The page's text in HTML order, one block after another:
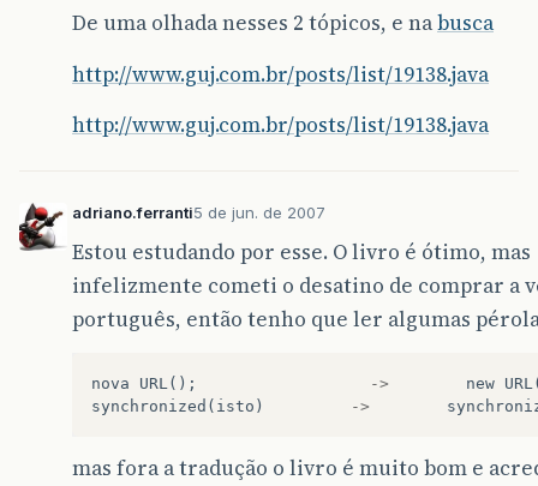
De uma olhada nesses 2 tópicos, e nabusca
http://www.guj.com.br/posts/list/19138.java
http://www.guj.com.br/posts/list/19138.java
adriano.ferranti5 de jun. de 2007
Estou estudando por esse. O livro é ótimo, mas
infelizmente cometi o desatino de comprar a
português, então tenho que ler algumas
nova URL(); -> new URL
synchronized ( isto ) ->
mas fora a tradução o livro é muito bom e